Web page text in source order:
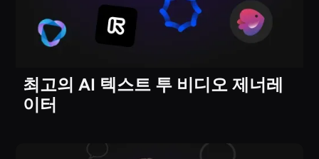
최고의 AI 텍스트 투 비디오 제너레
이터